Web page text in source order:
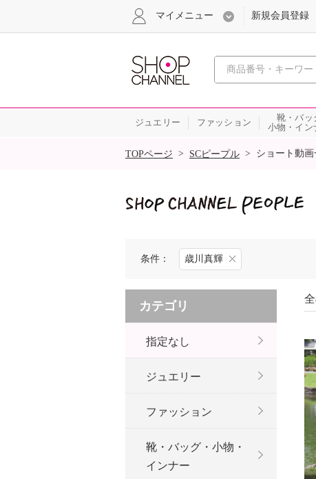
心おどる、
マイメニュー 新規会員登録
ジュエリー ファッション
靴・バッ
小物・イン
SALE
TOPページ > SCピープル > ショート動画
条件： 歳川真輝
カテゴリ
指定なし
ジュエリー
ファッション
靴・バッグ・小物・
インナー
全